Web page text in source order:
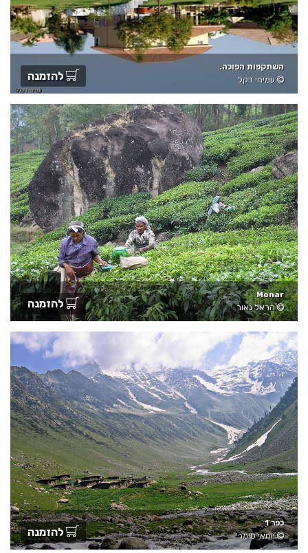
השתקפות הפוכה.
עמיחי דקל
להזמנה
Monar
הראל נאור
להזמנה
כפר 1
יוחאי טימר
להזמנה